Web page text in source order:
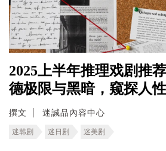
2025上半年推理戏剧推
德极限与黑暗，窥探人
撰文 迷誠品內容中心
迷韩剧 迷日剧 迷美剧